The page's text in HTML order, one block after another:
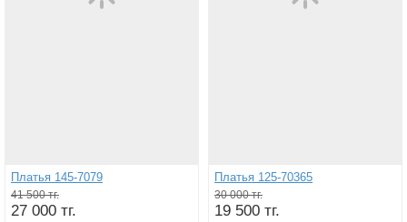
Платья 145-7079
41 500 тг.
27 000 тг.
Платья 125-70365
30 000 тг.
19 500 тг.